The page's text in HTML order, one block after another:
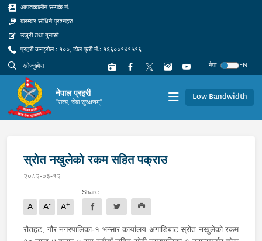
आपतकालीन सम्पर्क नं.
बारम्बार सोधिने प्रश्नहरु
उजुरी तथा गुनासो
प्रहरी कन्ट्रोल : १००, टोल फ्री नं.: १६६००१४१५१६
नेपा
EN
नेपाल प्रहरी
"सत्य, सेवा सुरक्षणम्" Low Bandwidth
स्रोत नखुलेको रकम सहित पक्राउ
२०८२-०३-१२
A A- A+
Share
रौतहट, गौर नगरपालिका-१ भन्सार कार्यालय अगाडिबाट स्रोत नखुलेको रकम